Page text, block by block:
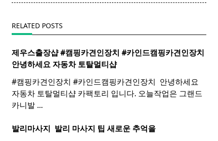
text">Page</span>
RELATED POSTS
제우스출장샵 #캠핑카견인장치 #카인드캠핑카견인장치 ​
안녕하세요 자동차 토탈멀티샵
#캠핑카견인장치 #카인드캠핑카견인장치 ​ 안녕하세요
자동차 토탈멀티샵 카팩토리 입니다. 오늘작업은 그랜드
카니발 ...
발리마사지 ​ 발리 마사지 팁 새로운 추억을